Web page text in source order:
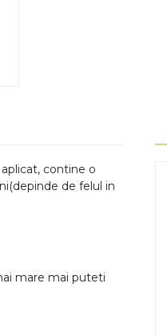
contine o
de felul in
mare mai puteti